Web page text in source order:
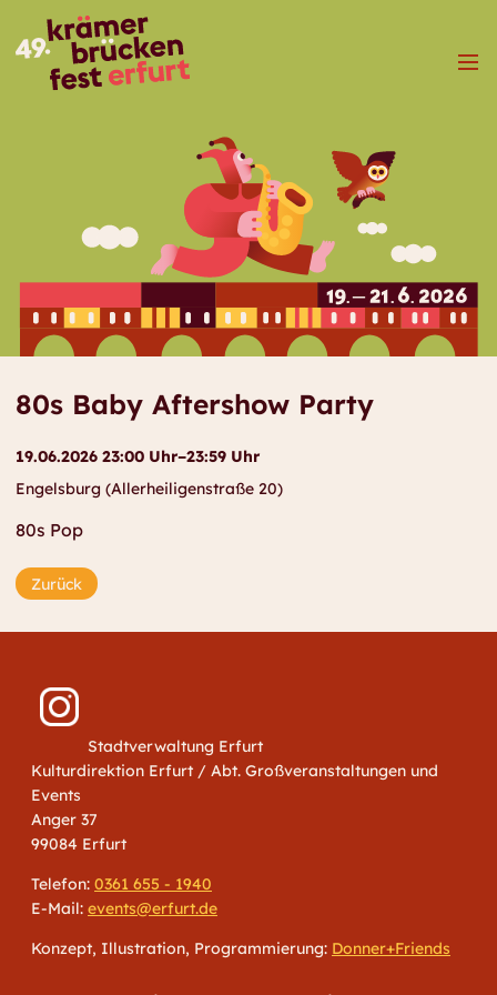
Menü
80s Baby Aftershow Party
19.06.2026 23:00 Uhr–23:59 Uhr
Engelsburg (Allerheiligenstraße 20)
80s Pop
Zurück
Stadtverwaltung Erfurt
Kulturdirektion Erfurt / Abt. Großveranstaltungen und
Events
Anger 37
99084 Erfurt
Telefon: 0361 655 - 1940
E-Mail: events@erfurt.de
Konzept, Illustration, Programmierung: Donner+Friends